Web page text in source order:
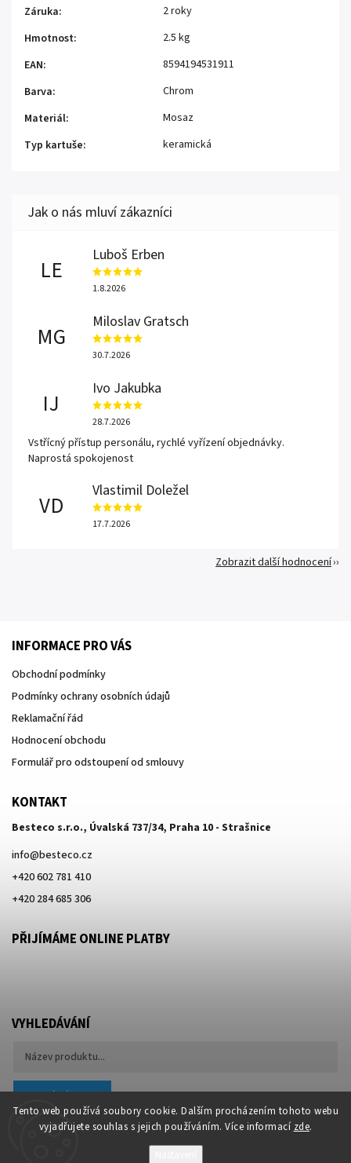
Tento web používá soubory cookie. Dalším procházením tohoto webu
vyjadřujete souhlas s jejich používáním. Více informací zde.
Záruka:
2 roky
Hmotnost:
2.5 kg
EAN:
8594194531911
Barva:
Chrom
Materiál:
Mosaz
Typ kartuše: keramická
LE
Luboš Erben
1.8.2026
MG
Miloslav Gratsch
30.7.2026
IJ
Ivo Jakubka
28.7.2026
Vstřícný přístup personálu, rychlé vyřízení objednávky.
Naprostá spokojenost
VD
Vlastimil Doležel
17.7.2026
Zobrazit další hodnocení
INFORMACE PRO VÁS
Obchodní podmínky
Podmínky ochrany osobních údajů
Reklamační řád
Hodnocení obchodu
Formulář pro odstoupení od smlouvy
KONTAKT
Besteco s.r.o., Úvalská 737/34, Praha 10 - Strašnice
info@besteco.cz
+420 602 781 410
+420 284 685 306
PŘIJÍMÁME ONLINE PLATBY
VYHLEDÁVÁNÍ
Hledat